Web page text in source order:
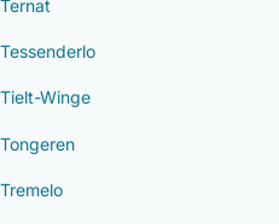
Ternat
Tessenderlo
Tielt-Winge
Tongeren
Tremelo